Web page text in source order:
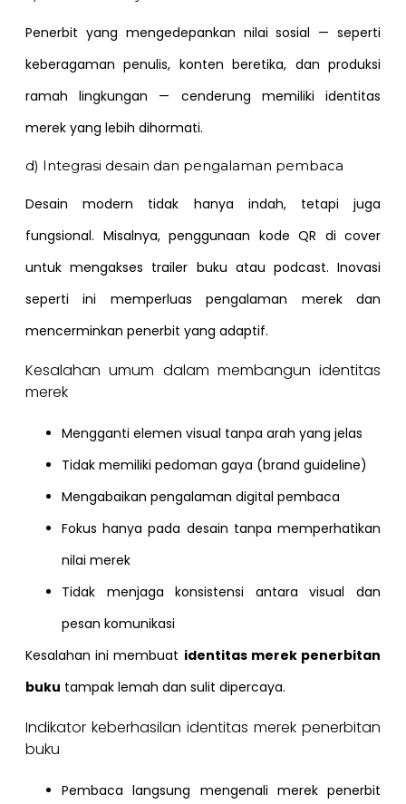
Penerbit yang mengedepankan nilai sosial — seperti
keberagaman penulis, konten beretika, dan produksi
ramah lingkungan — cenderung memiliki identitas
merek yang lebih dihormati.
d) Integrasi desain dan pengalaman pembaca
Desain modern tidak hanya indah, tetapi juga
fungsional. Misalnya, penggunaan kode QR di cover
untuk mengakses trailer buku atau podcast. Inovasi
seperti ini memperluas pengalaman merek dan
mencerminkan penerbit yang adaptif.
Kesalahan umum dalam membangun identitas
merek
Mengganti elemen visual tanpa arah yang jelas
Tidak memiliki pedoman gaya (brand guideline)
Mengabaikan pengalaman digital pembaca
Fokus hanya pada desain tanpa memperhatikan
nilai merek
Tidak menjaga konsistensi antara visual dan
pesan komunikasi
Kesalahan ini membuat identitas merek penerbitan
buku tampak lemah dan sulit dipercaya.
Indikator keberhasilan identitas merek penerbitan
buku
Pembaca langsung mengenali merek penerbit